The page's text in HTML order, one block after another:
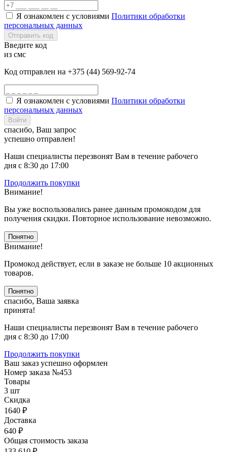
Я ознакомлен с условиями Политики обработки
персональных данных
Отправить код
Введите код
из смс
Код отправлен на +375 (44) 569-92-74
Я ознакомлен с условиями Политики обработки
персональных данных
Войти
спасибо, Ваш запрос
успешно отправлен!
Наши специалисты перезвонят Вам в течение рабочего
дня с 8:30 до 17:00
Продолжить покупки
Внимание!
Вы уже воспользовались ранее данным промокодом для
получения скидки. Повторное использование невозможно.
Понятно
Внимание!
Промокод действует, если в заказе не больше 10 акционных
товаров.
Понятно
спасибо, Ваша заявка
принята!
Наши специалисты перезвонят Вам в течение рабочего
дня с 8:30 до 17:00
Продолжить покупки
Ваш заказ успешно оформлен
Номер заказа №453
Товары
3 шт
Скидка
1640 ₽
Доставка
640 ₽
Общая стоимость заказа